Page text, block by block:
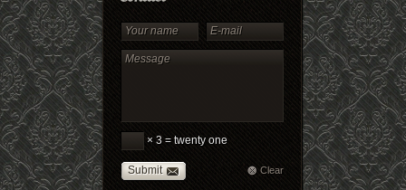
× 3 = twenty one
Submit Clear